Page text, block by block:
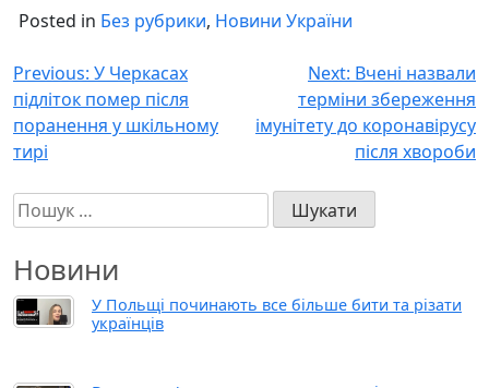
Posted in Без рубрики, Новини України
Навігація
записів
Previous: У Черкасах
підліток помер після
поранення у шкільному
тирі
Next: Вчені назвали
терміни збереження
імунітету до коронавірусу
після хвороби
Пошук:
Новини
У Польщі починають все більше бити та різати
українців